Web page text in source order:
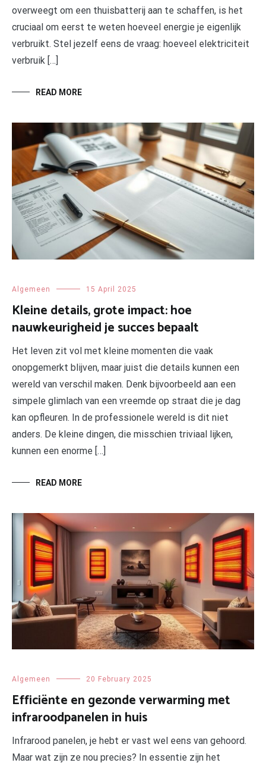
overweegt om een thuisbatterij aan te schaffen, is het
cruciaal om eerst te weten hoeveel energie je eigenlijk
verbruikt. Stel jezelf eens de vraag: hoeveel elektriciteit
verbruik […]
READ MORE
Algemeen 15 April 2025
Kleine details, grote impact: hoe
nauwkeurigheid je succes bepaalt
Het leven zit vol met kleine momenten die vaak
onopgemerkt blijven, maar juist die details kunnen een
wereld van verschil maken. Denk bijvoorbeeld aan een
simpele glimlach van een vreemde op straat die je dag
kan opfleuren. In de professionele wereld is dit niet
anders. De kleine dingen, die misschien triviaal lijken,
kunnen een enorme […]
READ MORE
Algemeen 20 February 2025
Efficiënte en gezonde verwarming met
infraroodpanelen in huis
Infrarood panelen, je hebt er vast wel eens van gehoord.
Maar wat zijn ze nou precies? In essentie zijn het